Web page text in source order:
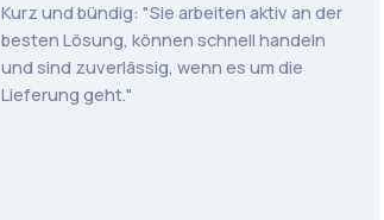
Kurz und bündig: "Sie arbeiten aktiv an der
besten Lösung, können schnell handeln
und sind zuverlässig, wenn es um die
Lieferung geht."